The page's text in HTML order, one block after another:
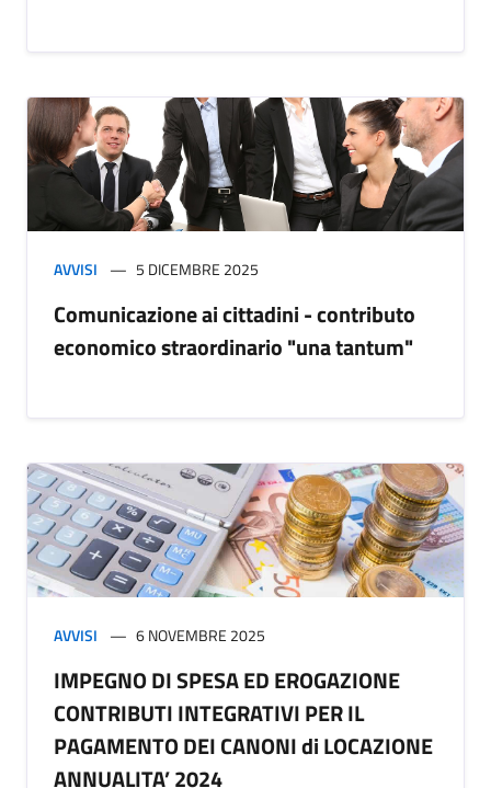
AVVISI 5 DICEMBRE 2025
Comunicazione ai cittadini - contributo
economico straordinario "una tantum"
AVVISI 6 NOVEMBRE 2025
IMPEGNO DI SPESA ED EROGAZIONE
CONTRIBUTI INTEGRATIVI PER IL
PAGAMENTO DEI CANONI di LOCAZIONE
ANNUALITA’ 2024